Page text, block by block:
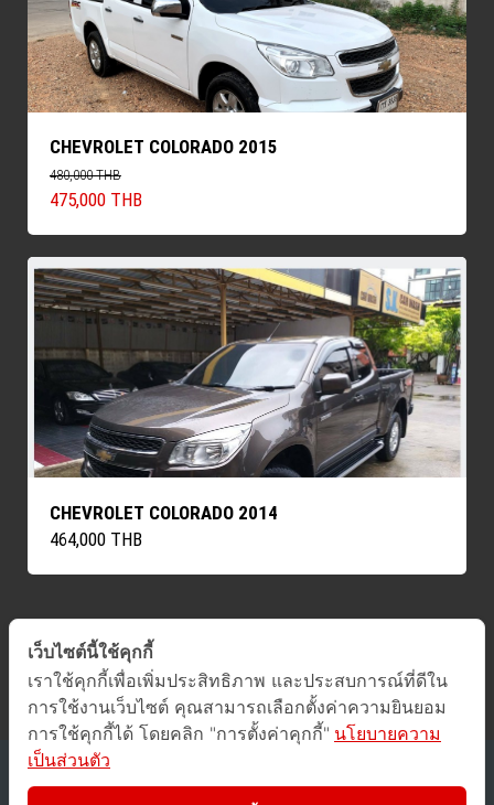
CHEVROLET COLORADO 2015
480,000 THB
475,000 THB
CHEVROLET COLORADO 2014
464,000 THB
เว็บไซต์นี้ใช้คุกกี้
เราใช้คุกกี้เพื่อเพิ่มประสิทธิภาพ และประสบการณ์ที่ดีใน
การใช้งานเว็บไซต์ คุณสามารถเลือกตั้งค่าความยินยอม
การใช้คุกกี้ได้ โดยคลิก "การตั้งค่าคุกกี้" นโยบายความ
เป็นส่วนตัว